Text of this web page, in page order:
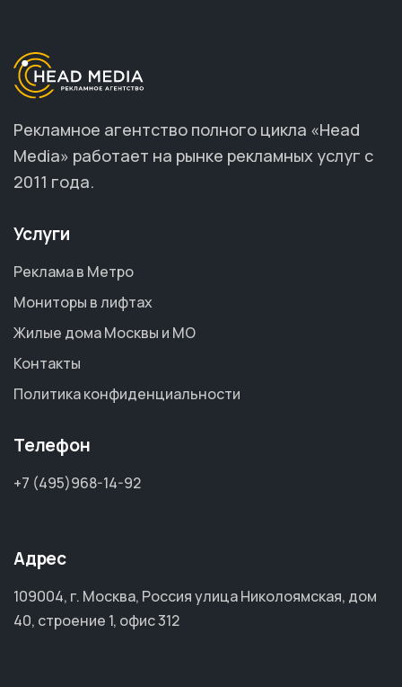
Рекламное агентство полного цикла «Head
Media» работает на рынке рекламных услуг с
2011 года.
Услуги
Реклама в Метро
Мониторы в лифтах
Жилые дома Москвы и МО
Контакты
Политика конфиденциальности
Телефон
+7 (495)968-14-92
Адрес
109004, г. Москва, Россия улица Николоямская, дом
40, строение 1, офис 312